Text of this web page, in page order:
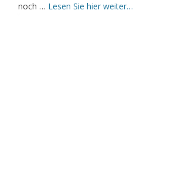
noch … Lesen Sie hier weiter…